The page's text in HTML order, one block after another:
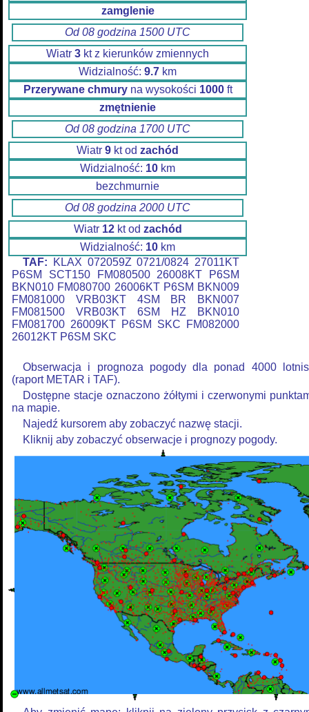
zamglenie
Od 08 godzina 1500 UTC
Wiatr 3 kt z kierunków zmiennych
Widzialność: 9.7 km
Przerywane chmuryna wysokości 1000ft
zmętnienie
Od 08 godzina 1700 UTC
Wiatr 9 kt od zachód
Widzialność: 10 km
bezchmurnie
Od 08 godzina 2000 UTC
Wiatr 12kt od zachód
Widzialność: 10 km
TAF: KLAX 072059Z 0721/0824 27011KT
P6SM SCT150 FM080500 26008KT P6SM
BKN010 FM080700 26006KT P6SM BKN009
FM081000 VRB03KT 4SM BR BKN007
FM081500 VRB03KT 6SM HZ BKN010
FM081700 26009KT P6SM SKC FM082000
26012KT P6SM SKC
Obserwacja i prognoza pogody dla ponad 4000
(raport METAR i TAF).
Dostępne stacje oznaczono żółtymi i czerwonymi
na mapie.
Najedź kursorem aby zobaczyć nazwę stacji.
Kliknij aby zobaczyć obserwacje i prognozy pogody.